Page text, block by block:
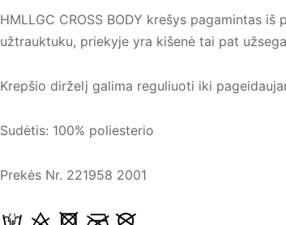
HMLLGC CROSS BODY krešys pagamintas
užtrauktuku, priekyje yra kišenė tai pat
Krepšio dirželį galima reguliuoti iki
Sudėtis: 100% poliesterio
Prekės Nr. 221958 2001